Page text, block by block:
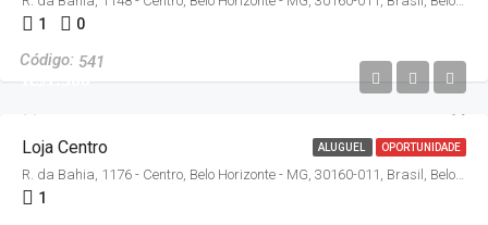
541
1 0
ALUGUEL OPORTUNIDADE
R$1.500
Loja Centro
R. da Bahia, 1176 - Centro, Belo Horizonte - MG, 30160-011, Brasil, Belo Horizonte
1